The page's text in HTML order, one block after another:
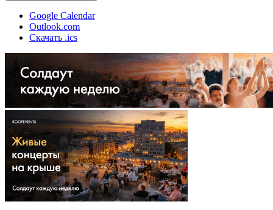
Google Calendar
Outlook.com
Скачать .ics